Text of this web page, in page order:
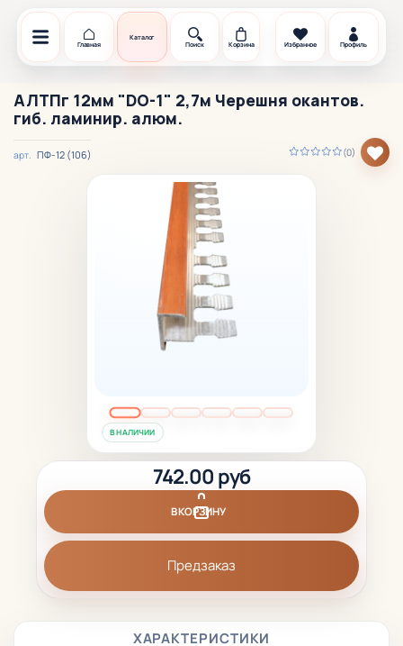
Главная
Каталог
Поиск
Корзина Избранное Профиль
АЛТПг 12мм "DO-1" 2,7м Черешня окантов.
гиб. ламинир. алюм.
(0)
арт. ПФ-12 (106)
В НАЛИЧИИ
ХАРАКТЕРИСТИКИ
742.00 руб
В КОРЗИНУ
Предзаказ